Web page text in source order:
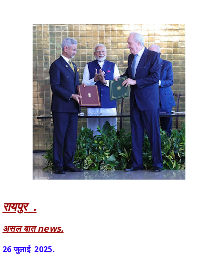
प्रधानमंत्री श्री नरेंद्र मोदी आज विश्व के
सर्वाधिक लोकप्रिय नेता हैं -मुख्यमंत्री
श्री विष्णु देव साय
Asal baat July 26, 2025
ShareFacebook
TwitterTelegramWhatsApp
रायपुर . असल बात news. 26 जुलाई 2025.
मुख्यमंत्री श्री विष्णु देव साय ने कहा है कि